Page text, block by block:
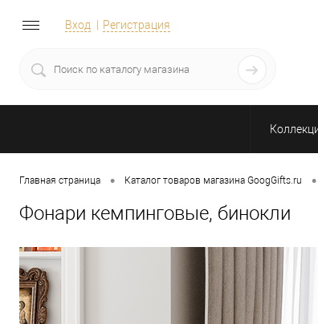
Вход Регистрация
Главная страница • Каталог товаров магазина GoogGifts.ru •
Фонари кемпинговые, бинокли